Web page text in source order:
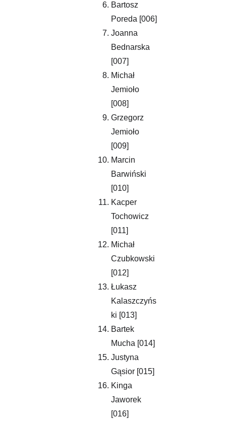
Bartosz
Poreda [006]
Joanna
Bednarska
[007]
Michał
Jemioło
[008]
Grzegorz
Jemioło
[009]
Marcin
Barwiński
[010]
Kacper
Tochowicz
[011]
Michał
Czubkowski
[012]
Łukasz
Kalaszczyńs
ki [013]
Bartek
Mucha [014]
Justyna
Gąsior [015]
Kinga
Jaworek
[016]